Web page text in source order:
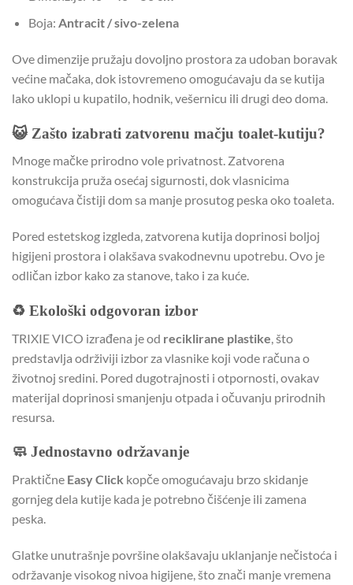
Boja: Antracit / sivo-zelena
Ove dimenzije pružaju dovoljno prostora za udoban boravak
većine mačaka, dok istovremeno omogućavaju da se kutija
lako uklopi u kupatilo, hodnik, vešernicu ili drugi deo doma.
😺 Zašto izabrati zatvorenu mačju toalet-kutiju?
Mnoge mačke prirodno vole privatnost. Zatvorena
konstrukcija pruža osećaj sigurnosti, dok vlasnicima
omogućava čistiji dom sa manje prosutog peska oko toaleta.
Pored estetskog izgleda, zatvorena kutija doprinosi boljoj
higijeni prostora i olakšava svakodnevnu upotrebu. Ovo je
odličan izbor kako za stanove, tako i za kuće.
♻️ Ekološki odgovoran izbor
TRIXIE VICO izrađena je od reciklirane plastike , što
predstavlja održiviji izbor za vlasnike koji vode računa o
životnoj sredini. Pored dugotrajnosti i otpornosti, ovakav
materijal doprinosi smanjenju otpada i očuvanju prirodnih
resursa.
🧼 Jednostavno održavanje
Praktične Easy Click kopče omogućavaju brzo skidanje
gornjeg dela kutije kada je potrebno čišćenje ili zamena
peska.
Glatke unutrašnje površine olakšavaju uklanjanje nečistoća i
održavanje visokog nivoa higijene, što znači manje vremena